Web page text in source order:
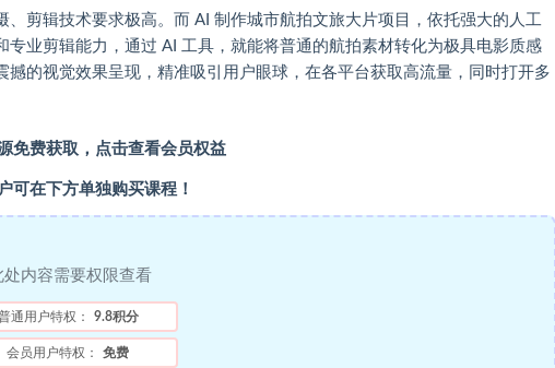
剪辑技术要求极高。而 AI 制作城市航拍文旅大片项目，依托强大的人工
业剪辑能力，通过 AI 工具，就能将普通的航拍素材转化为极具电影质感
的视觉效果呈现，精准吸引用户眼球，在各平台获取高流量，同时打开多
免费获取，点击查看会员权益
可在下方单独购买课程！
处内容需要权限查看
通用户特权： 9.8积分
会员用户特权： 免费